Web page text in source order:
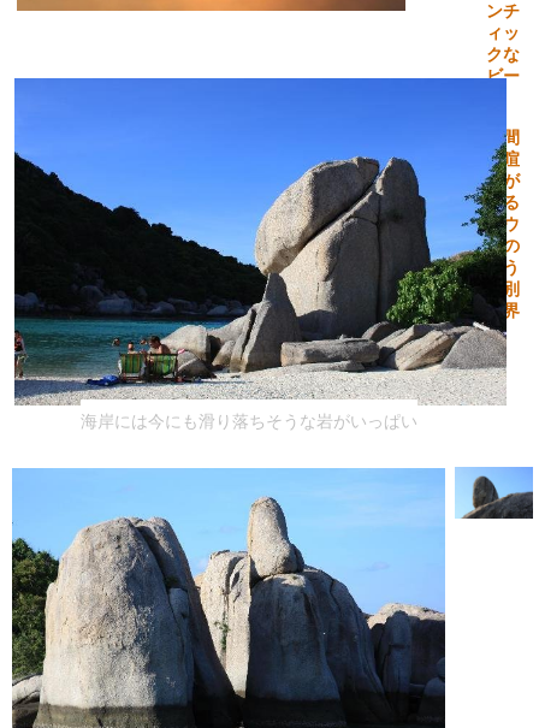
海岸には今にも滑り落ちそうな岩がいっぱい
ンチ
ィッ
クな
ビー
昼間
の喧
騒が
まる
でウ
ソの
よう
な別
世界